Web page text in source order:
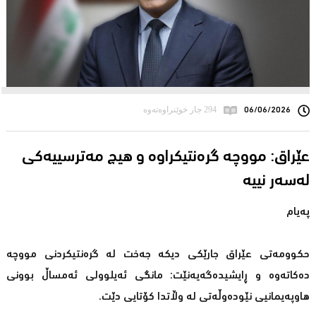
06/06/2026 294 جار خوێنراوەتەوە
عێراق: مووچە گرەنتیكراوە و هیچ مەترسییەكی
لەسەر نییە
پەیام
حكوومەتی عێراق جارێكی دیكە جەخت لە گرەنتیكردنی مووچە
دەكاتەوە و ڕایشیدەگەیەنێت: مانگی ئەیلوولی ئەمساڵ بوونی
هاوپەیمانیی نێودەوڵەتی لە وڵاتدا كۆتایی دێت.